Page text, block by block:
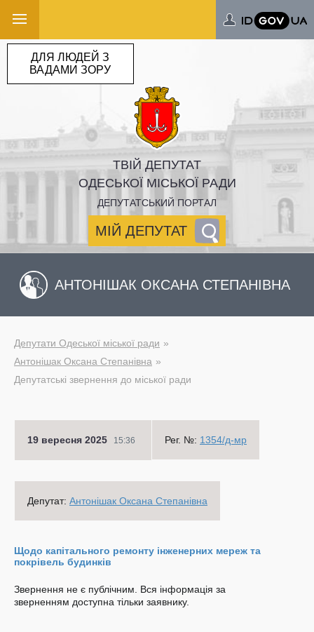
ТВІЙ ДЕПУТАТ
ОДЕСЬКОЇ МІСЬКОЇ РАДИ
ДЕПУТАТСЬКИЙ ПОРТАЛ
МІЙ ДЕПУТАТ
ДЛЯ ЛЮДЕЙ З
ВАДАМИ ЗОРУ
АНТОНІШАК ОКСАНА СТЕПАНІВНА
Депутати Одеської міської ради
Антонішак Оксана Степанівна
Депутатські звернення до міської ради
19 вересня 2025 15:36 Рег. №: 1354/д-мр
Депутат: Антонішак Оксана Степанівна
Щодо капітального ремонту інженерних мереж та
покрівель будинків
Звернення не є публічним. Вся інформація за
зверненням доступна тільки заявнику.